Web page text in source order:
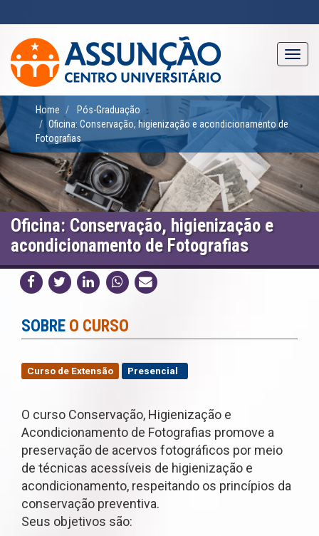
conteúdo
principal
Home
Pós-Graduação
Oficina: Conservação, higienização e acondicionamento de
Fotografias
Oficina: Conservação, higienização e
acondicionamento de Fotografias
SOBRE O CURSO
Curso de Extensão Presencial
O curso Conservação, Higienização e
Acondicionamento de Fotografias promove a
preservação de acervos fotográficos por meio
de técnicas acessíveis de higienização e
acondicionamento, respeitando os princípios da
conservação preventiva.
Seus objetivos são: